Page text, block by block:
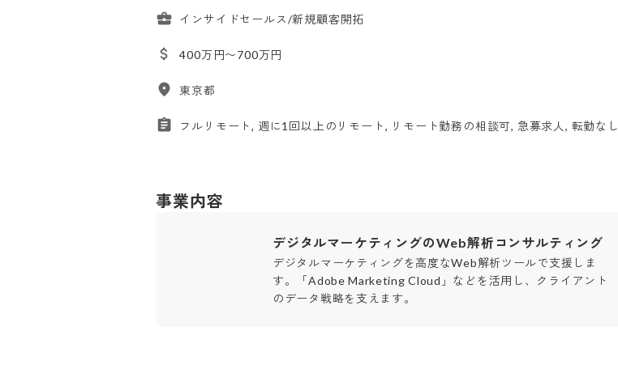
インサイドセールス/新規顧客開拓
400万円〜700万円
東京都
フルリモート, 週に1回以上のリモート, リモート勤務の相談可, 急募求人, 転勤なし
事業内容
デジタルマーケティングのWeb解析コンサルティング
デジタルマーケティングを高度なWeb解析ツールで支援しま
す。「Adobe Marketing Cloud」などを活用し、クライアント
のデータ戦略を支えます。